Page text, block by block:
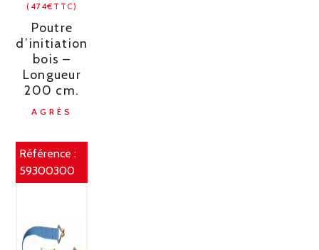
(474€TTC)
Poutre
d’initiation
bois –
Longueur
200 cm.
AGRÈS
Référence :
59300300